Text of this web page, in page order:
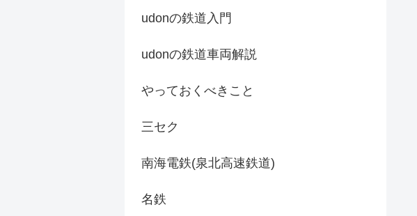
udonの鉄道入門
udonの鉄道車両解説
やっておくべきこと
三セク
南海電鉄(泉北高速鉄道)
名鉄